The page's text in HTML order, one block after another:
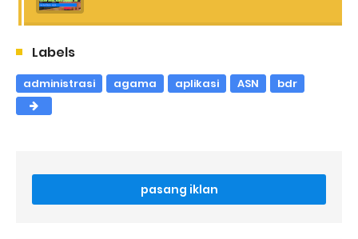
Labels
administrasi agama aplikasi ASN bdr
pasang iklan